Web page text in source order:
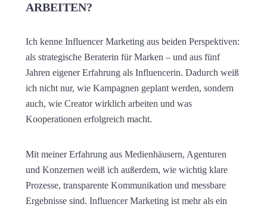
ARBEITEN?
Ich kenne Influencer Marketing aus beiden Perspektiven:
als strategische Beraterin für Marken – und aus fünf
Jahren eigener Erfahrung als Influencerin. Dadurch weiß
ich nicht nur, wie Kampagnen geplant werden, sondern
auch, wie Creator wirklich arbeiten und was
Kooperationen erfolgreich macht.
Mit meiner Erfahrung aus Medienhäusern, Agenturen
und Konzernen weiß ich außerdem, wie wichtig klare
Prozesse, transparente Kommunikation und messbare
Ergebnisse sind. Influencer Marketing ist mehr als ein